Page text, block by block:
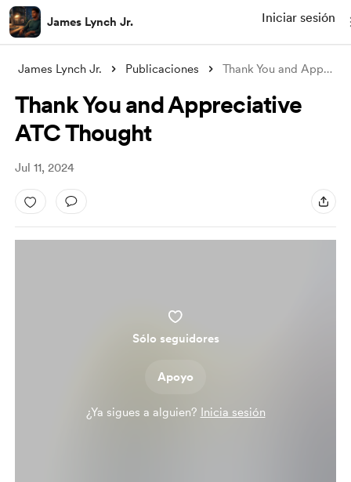
James Lynch Jr. Iniciar sesión
James Lynch Jr. Publicaciones Thank You and Appreciative ATC Thought
Thank You and Appreciative
ATC Thought
Jul 11, 2024
Sólo seguidores
Apoyo
¿Ya sigues a alguien? Inicia sesión